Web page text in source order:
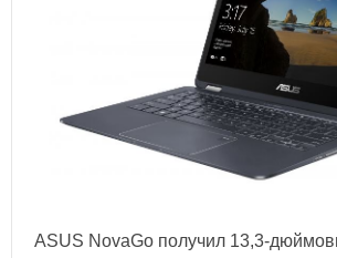
ASUS NovaGo получил 13,3-